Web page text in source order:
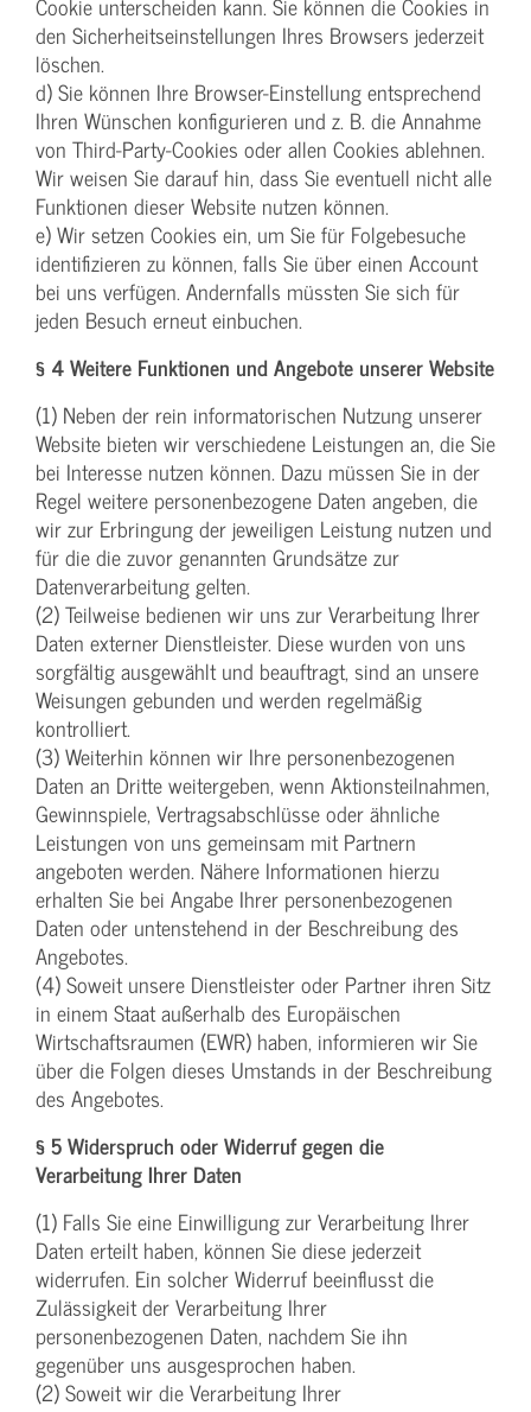
den Sicherheitseinstellungen Ihres Browsers jederzeit
löschen.
d) Sie können Ihre Browser-Einstellung entsprechend
Ihren Wünschen konfigurieren und z. B. die Annahme
von Third-Party-Cookies oder allen Cookies ablehnen.
Wir weisen Sie darauf hin, dass Sie eventuell nicht alle
Funktionen dieser Website nutzen können.
e) Wir setzen Cookies ein, um Sie für Folgebesuche
identifizieren zu können, falls Sie über einen Account
bei uns verfügen. Andernfalls müssten Sie sich für
jeden Besuch erneut einbuchen.
§ 4 Weitere Funktionen und Angebote unserer Website
(1) Neben der rein informatorischen Nutzung unserer
Website bieten wir verschiedene Leistungen an, die Sie
bei Interesse nutzen können. Dazu müssen Sie in der
Regel weitere personenbezogene Daten angeben, die
wir zur Erbringung der jeweiligen Leistung nutzen und
für die die zuvor genannten Grundsätze zur
Datenverarbeitung gelten.
(2) Teilweise bedienen wir uns zur Verarbeitung Ihrer
Daten externer Dienstleister. Diese wurden von uns
sorgfältig ausgewählt und beauftragt, sind an unsere
Weisungen gebunden und werden regelmäßig
kontrolliert.
(3) Weiterhin können wir Ihre personenbezogenen
Daten an Dritte weitergeben, wenn Aktionsteilnahmen,
Gewinnspiele, Vertragsabschlüsse oder ähnliche
Leistungen von uns gemeinsam mit Partnern
angeboten werden. Nähere Informationen hierzu
erhalten Sie bei Angabe Ihrer personenbezogenen
Daten oder untenstehend in der Beschreibung des
Angebotes.
(4) Soweit unsere Dienstleister oder Partner ihren Sitz
in einem Staat außerhalb des Europäischen
Wirtschaftsraumen (EWR) haben, informieren wir Sie
über die Folgen dieses Umstands in der Beschreibung
des Angebotes.
§ 5 Widerspruch oder Widerruf gegen die
Verarbeitung Ihrer Daten
(1) Falls Sie eine Einwilligung zur Verarbeitung Ihrer
Daten erteilt haben, können Sie diese jederzeit
widerrufen. Ein solcher Widerruf beeinflusst die
Zulässigkeit der Verarbeitung Ihrer
personenbezogenen Daten, nachdem Sie ihn
gegenüber uns ausgesprochen haben.
(2) Soweit wir die Verarbeitung Ihrer